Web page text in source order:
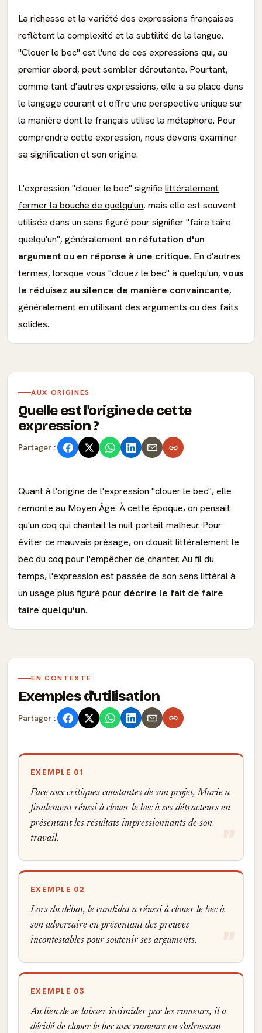
La richesse et la variété des expressions françaises
reflètent la complexité et la subtilité de la langue.
"Clouer le bec" est l'une de ces expressions qui, au
premier abord, peut sembler déroutante. Pourtant,
comme tant d'autres expressions, elle a sa place dans
le langage courant et offre une perspective unique sur
la manière dont le français utilise la métaphore. Pour
comprendre cette expression, nous devons examiner
sa signification et son origine.
L'expression "clouer le bec" signifie littéralement
fermer la bouche de quelqu'un, mais elle est souvent
utilisée dans un sens figuré pour signifier "faire taire
quelqu'un", généralement en réfutation d'un
argument ou en réponse à une critique. En d'autres
termes, lorsque vous "clouez le bec" à quelqu'un,vous
le réduisez au silence de manière convaincante,
généralement en utilisant des arguments ou des faits
solides.
AUX ORIGINES
Quelle est l'origine de cette
expression ?
Partager :
Quant à l'origine de l'expression "clouer le bec", elle
remonte au Moyen Âge. À cette époque, on pensait
qu'un coq qui chantait la nuit portait malheur. Pour
éviter ce mauvais présage, on clouait littéralement le
bec du coq pour l'empêcher de chanter. Au fil du
temps, l'expression est passée de son sens littéral à
un usage plus figuré pour décrire le fait de faire
taire quelqu'un.
EN CONTEXTE
Exemples d'utilisation
Partager :
EXEMPLE 01
Face aux critiques constantes de son projet, Marie a
finalement réussi à clouer le bec à ses détracteurs en
présentant les résultats impressionnants de son
travail.
EXEMPLE 02
Lors du débat, le candidat a réussi à clouer le bec à
son adversaire en présentant des preuves
incontestables pour soutenir ses arguments.
EXEMPLE 03
Au lieu de se laisser intimider par les rumeurs, il a
décidé de clouer le bec aux rumeurs en s'adressant